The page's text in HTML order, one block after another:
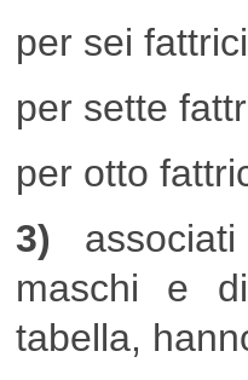
per sei
per sette
per otto
3)
maschi e
tabella,